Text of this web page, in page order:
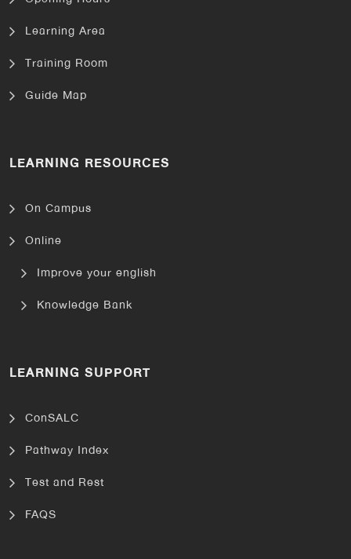
Learning Area
Training Room
Guide Map
LEARNING RESOURCES
On Campus
Online
Improve your english
Knowledge Bank
LEARNING SUPPORT
ConSALC
Pathway Index
Test and Rest
FAQS